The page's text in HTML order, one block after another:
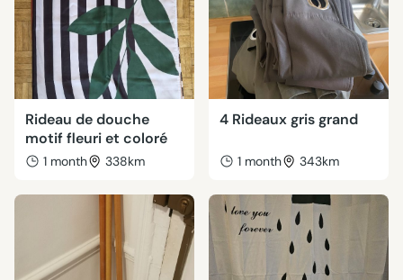
Rideau de douche
motif fleuri et coloré
1 month 338km
4 Rideaux gris grand
1 month 343km